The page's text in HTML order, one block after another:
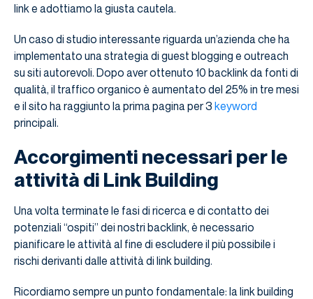
link e adottiamo la giusta cautela.
Un caso di studio interessante riguarda un’azienda che ha
implementato una strategia di guest blogging e outreach
su siti autorevoli. Dopo aver ottenuto 10 backlink da fonti di
qualità, il traffico organico è aumentato del 25% in tre mesi
e il sito ha raggiunto la prima pagina per 3 keyword
principali.
Accorgimenti necessari per le
attività di Link Building
Una volta terminate le fasi di ricerca e di contatto dei
potenziali “ospiti” dei nostri backlink, è necessario
pianificare le attività al fine di escludere il più possibile i
rischi derivanti dalle attività di link building.
Ricordiamo sempre un punto fondamentale: la link building